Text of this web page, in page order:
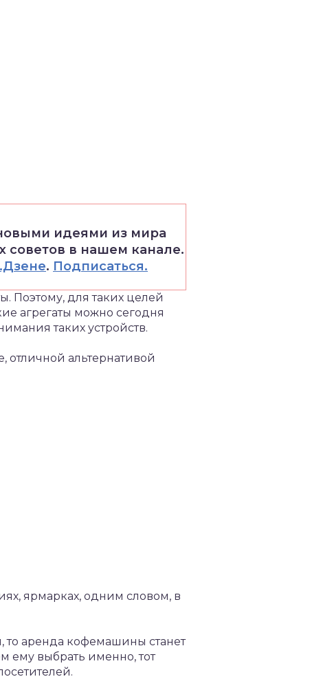
идеями из мира
советов в нашем канале.
. Подписаться.
Поэтому, для таких целей
агрегаты можно сегодня
таких устройств.
альтернативой
ярмарках, одним словом, в
аренда кофемашины станет
ему выбрать именно, тот